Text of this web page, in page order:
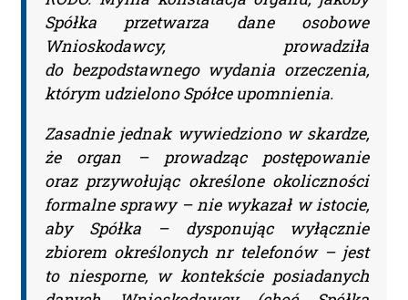
Nie musisz podawać karty
płatniczej.Wystarczy, że wypełnisz
formularz a na podany adres e-mail
otrzymasz fakturę VAT
do opłacenia. Ważne:Dopiero
po zaksięgowaniu płatności –
system utworzy konto użytkownika
oraz uruchomi subskrypcję. Dopiero
od tego momentu rozpoczyna się
okres Subskrypcji.
Spółka przetwarza dane osobowe
Wnioskodawcy, prowadziła
do bezpodstawnego wydania orzeczenia,
którym udzielono Spółce upomnienia.
Zasadnie jednak wywiedziono w skardze,
że organ – prowadząc postępowanie
oraz przywołując określone okoliczności
formalne sprawy – nie wykazał w istocie,
aby Spółka – dysponując wyłącznie
zbiorem określonych nr telefonów – jest
to niesporne, w kontekście posiadanych